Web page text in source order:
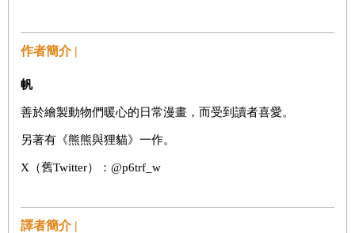
作者簡介 |
帆
善於繪製動物們暖心的日常漫畫，而受到讀者喜愛。
另著有《熊熊與狸貓》一作。
X（舊Twitter）：@p6trf_w
譯者簡介 |